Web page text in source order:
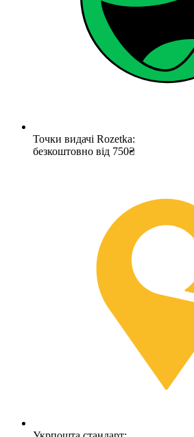
Точки видачі Rozetka:
безкоштовно від 750₴